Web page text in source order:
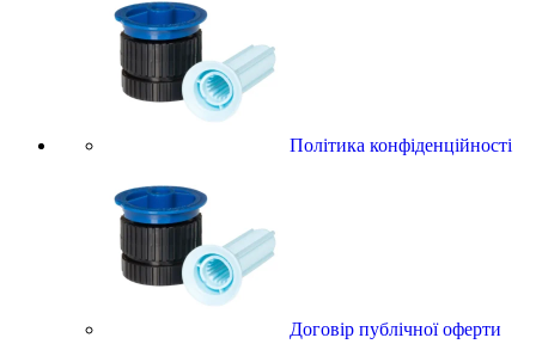
Політика конфіденційності
Договір публічної оферти